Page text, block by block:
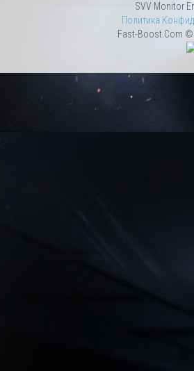
SVV Monitor
Политика
Fast-Boost.Com